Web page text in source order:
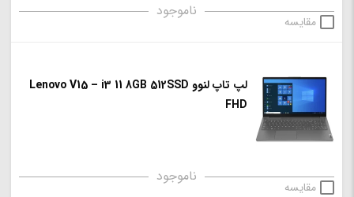
ناموجود
مقایسه
لپ تاپ لنوو Lenovo V15 – i3 11 8GB 512SSD
FHD
ناموجود
مقایسه